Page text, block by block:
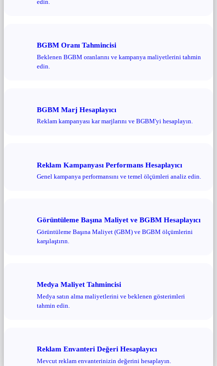
edin.
BGBM Oranı Tahmincisi
Beklenen BGBM oranlarını ve kampanya maliyetlerini tahmin
edin.
BGBM Marj Hesaplayıcı
Reklam kampanyası kar marjlarını ve BGBM'yi hesaplayın.
Reklam Kampanyası Performans Hesaplayıcı
Genel kampanya performansını ve temel ölçümleri analiz edin.
Görüntüleme Başına Maliyet ve BGBM Hesaplayıcı
Görüntüleme Başına Maliyet (GBM) ve BGBM ölçümlerini
karşılaştırın.
Medya Maliyet Tahmincisi
Medya satın alma maliyetlerini ve beklenen gösterimleri
tahmin edin.
Reklam Envanteri Değeri Hesaplayıcı
Mevcut reklam envanterinizin değerini hesaplayın.